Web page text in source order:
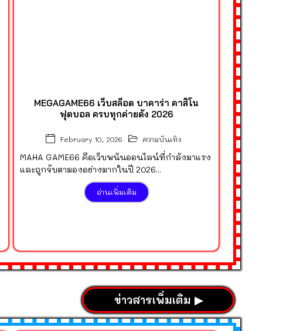
MEGAGAME66 เว็บสล็อต บาคาร่า คาสิโน
ฟุตบอล ครบทุกค่ายดัง 2026
February 10, 2026 ความบันเทิง
MAHA GAME66 คือเว็บพนันออนไลน์ที่กำลังมาแรง
และถูกจับตามองอย่างมากในปี 2026...
อ่านเพิ่มเติม
ข่าวสารเพิ่มเติม ▶